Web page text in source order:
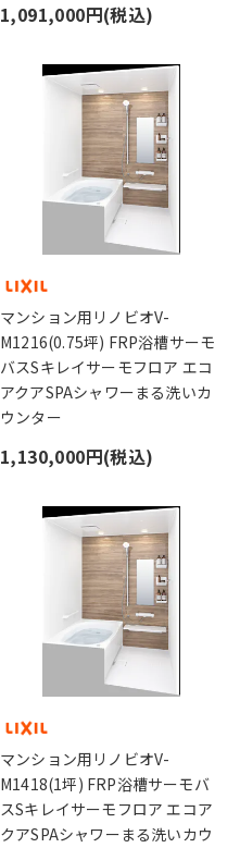
1,091,000円(税込)
マンション用リノビオV-
M1216(0.75坪) FRP浴槽サーモ
バスSキレイサーモフロア エコ
アクアSPAシャワーまる洗いカ
ウンター
1,130,000円(税込)
マンション用リノビオV-
M1418(1坪) FRP浴槽サーモバ
スSキレイサーモフロア エコア
クアSPAシャワーまる洗いカウ